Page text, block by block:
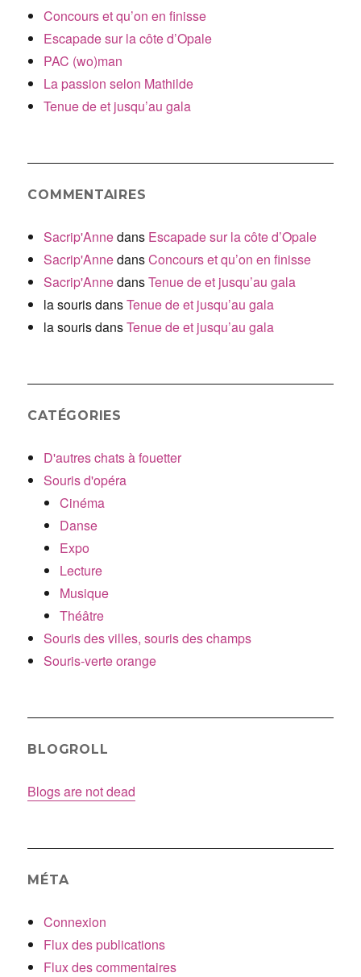
Concours et qu’on en finisse
Escapade sur la côte d’Opale
PAC (wo)man
La passion selon Mathilde
Tenue de et jusqu’au gala
COMMENTAIRES
Sacrip'Annedans Escapade sur la côte d’Opale
Sacrip'AnnedansConcours et qu’on en finisse
Sacrip'AnnedansTenue de et jusqu’au gala
la sourisdansTenue de et jusqu’au gala
la sourisdansTenue de et jusqu’au gala
CATÉGORIES
D'autres chats à fouetter
Souris d'opéra
Cinéma
Danse
Expo
Lecture
Musique
Théâtre
Souris des villes, souris des champs
Souris-verte orange
BLOGROLL
Blogs are not dead
MÉTA
Connexion
Flux des publications
Flux des commentaires